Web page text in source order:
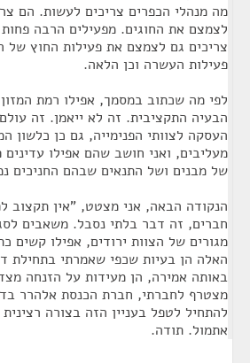
מה מנהלי הכפרים צריכים לעשות. הם
לצמצם את החוגים. מפעילים הרבה
צריכים גם לצמצם את פעילות החוץ של
פעילות העשרה וכן הלאה.
לפי מה שכתוב במסמך, אפילו רמת
הבעיה התקציבית. זה לא ייאמן. זה
העסקה לצוותי הפנימייה, גם כן כלשון
מעליבים, ואני חושב שהם אפילו
של מבנים ושל התנאים שבהם החניכים
הנקודה הבאה, אני מצטט, "אין תקצוב
חברים, זה דבר בלתי נסבל. משאבים
מגורים של הצוות ירודים, אפילו קשים
האלה הן בעיות שכפי שאמרתי בתחילת
באותה אמירה, הן מעידות על הזנחה
מצטרף לחברתי, חברת הכנסת אלהרר
להתחיל לטפל בעניין הזה בצורה
אתמול. תודה.